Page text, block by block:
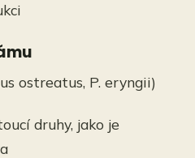
ostreatus, P. eryngii)
druhy, jako je